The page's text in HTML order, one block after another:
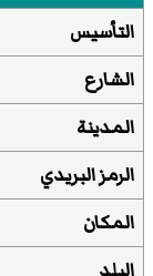
التأسيس
الشارع
المدينة
الرمز البريدي
المكان